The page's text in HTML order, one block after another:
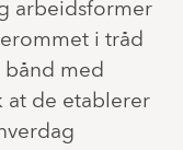
arbeidsformer
i tråd
bånd med
at de etablerer